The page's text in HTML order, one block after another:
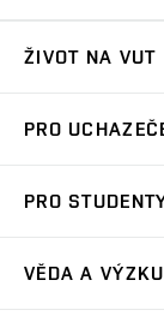
ŽIVOT NA VUT
Koleje
Sport na VUT
PRO
Dny otevřených
PRO
VĚDA A